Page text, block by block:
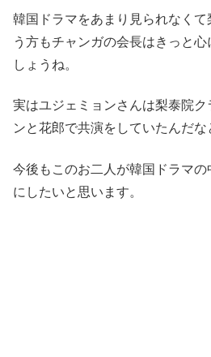
韓国ドラマをあまり見られなく
う方もチャンガの会長はきっと
しょうね。
実はユジェミョンさんは梨泰院ク
ンと花郎で共演をしていたんだな
今後もこのお二人が韓国ドラマ
にしたいと思います。